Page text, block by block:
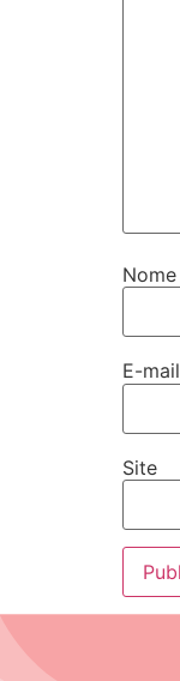
Nome
E-mail
Site